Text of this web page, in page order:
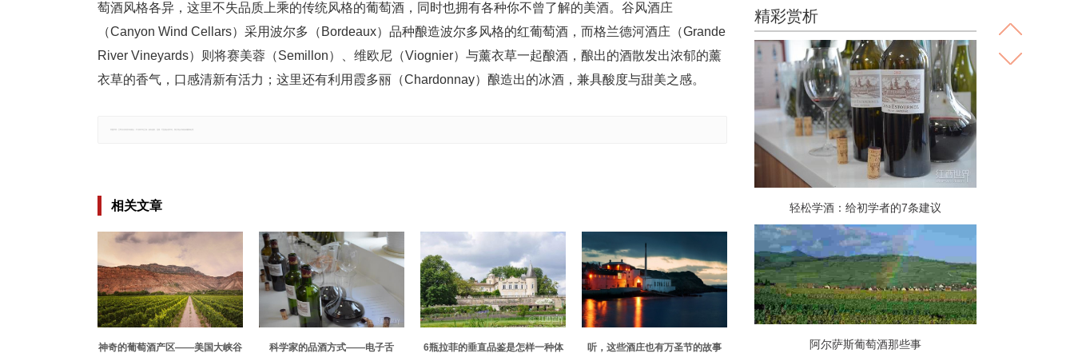
萄酒风格各异，这里不失品质上乘的传统风格的葡萄酒，同时也拥有各种你不曾了解的美酒。谷风酒庄
（Canyon Wind Cellars）采用波尔多（Bordeaux）品种酿造波尔多风格的红葡萄酒，而格兰德河酒庄（Grande
River Vineyards）则将赛美蓉（Semillon）、维欧尼（Viognier）与薰衣草一起酿酒，酿出的酒散发出浓郁的薰
衣草的香气，口感清新有活力；这里还有利用霞多丽（Chardonnay）酿造出的冰酒，兼具酸度与甜美之感。
相关文章
神奇的葡萄酒产区——美国大峡谷 科学家的品酒方式——电子舌
6瓶拉菲的垂直品鉴是怎样一种体
听，这些酒庄也有万圣节的故事
精彩赏析
轻松学酒：给初学者的7条建议
阿尔萨斯葡萄酒那些事